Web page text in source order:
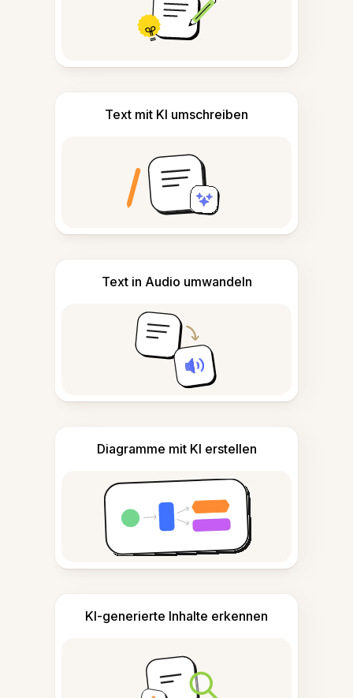
Text mit KI umschreiben
Text in Audio umwandeln
Diagramme mit KI erstellen
KI-generierte Inhalte erkennen